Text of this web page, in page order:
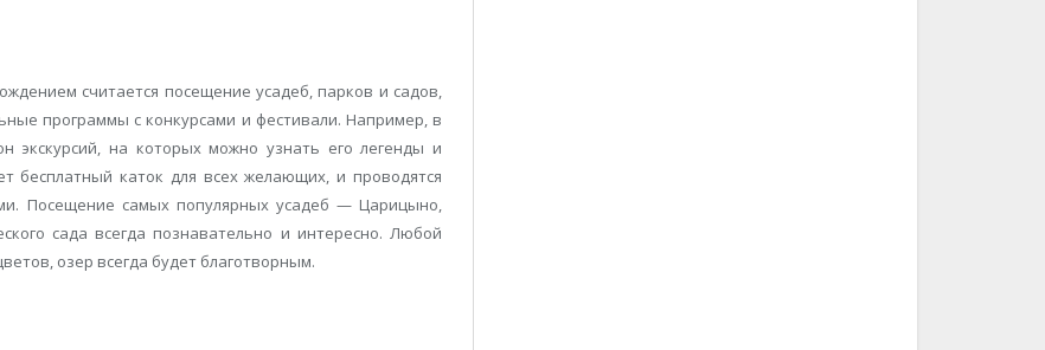
считается посещение усадеб, парков и садов,
программы с конкурсами и фестивали. Например, в
экскурсий, на которых можно узнать его легенды и
бесплатный каток для всех желающих, и проводятся
Посещение самых популярных усадеб — Царицыно,
сада всегда познавательно и интересно. Любой
озер всегда будет благотворным.